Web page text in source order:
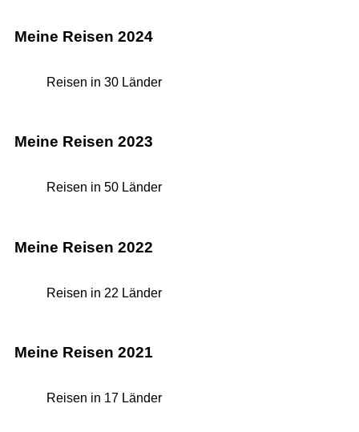
Meine Reisen 2024
Reisen in 30 Länder
Meine Reisen 2023
Reisen in 50 Länder
Meine Reisen 2022
Reisen in 22 Länder
Meine Reisen 2021
Reisen in 17 Länder